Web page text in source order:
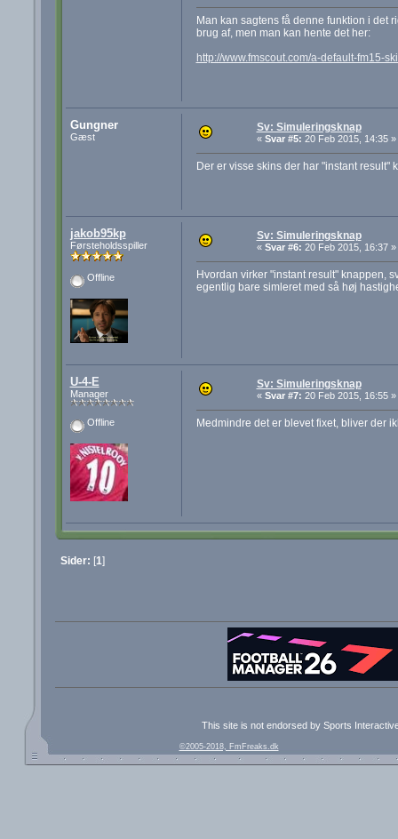
Man kan sagtens få denne funktion i det
brug af, men man kan hente det her:
http://www.fmscout.com/a-default-fm15-
Gungner
Gæst
Sv: Simuleringsknap
« Svar #5: 20 Feb 2015, 14:35 »
Der er visse skins der har "instant result"
jakob95kp
Førsteholdsspiller
Offline
Sv: Simuleringsknap
« Svar #6: 20 Feb 2015, 16:37 »
Hvordan virker "instant result" knappen,
egentlig bare simleret med så høj
U-4-E
Manager
Offline
Sv: Simuleringsknap
« Svar #7: 20 Feb 2015, 16:55 »
Medmindre det er blevet fixet, bliver der
Sider: [1]
This site is not endorsed by Sports
©2005-2018, FmFreaks.dk